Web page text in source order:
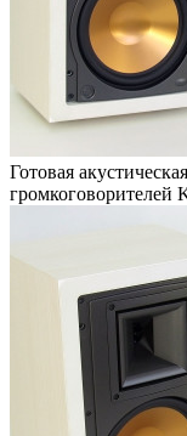
Готовая
громкоговорителей